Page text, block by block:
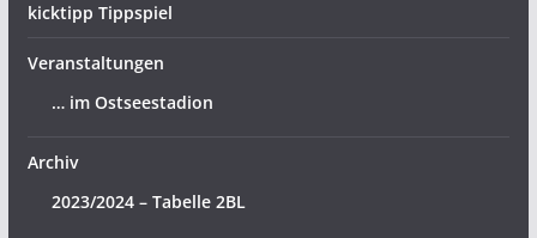
kicktipp Tippspiel
Veranstaltungen
… im Ostseestadion
Archiv
2023/2024 – Tabelle 2BL